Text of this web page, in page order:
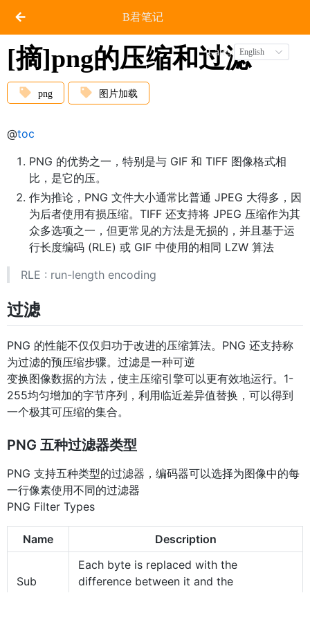
B君笔记
Latest English
[摘]png的压缩和过滤
png 图片加载
@toc
PNG 的优势之一，特别是与 GIF 和 TIFF 图像格式相
比，是它的压。
作为推论，PNG 文件大小通常比普通 JPEG 大得多，因
为后者使用有损压缩。TIFF 还支持将 JPEG 压缩作为其
众多选项之一，但更常见的方法是无损的，并且基于运
行长度编码 (RLE) 或 GIF 中使用的相同 LZW 算法
RLE : run-length encoding
过滤
PNG 的性能不仅仅归功于改进的压缩算法。PNG 还支持称
为过滤的预压缩步骤。过滤是一种可逆
变换图像数据的方法，使主压缩引擎可以更有效地运行。1-
255均匀增加的字节序列，利用临近差异值替换，可以得到
一个极其可压缩的集合。
PNG 五种过滤器类型
PNG 支持五种类型的过滤器，编码器可以选择为图像中的每
一行像素使用不同的过滤器
PNG Filter Types
Name Description
Sub
Each byte is replaced with the
difference between it and the